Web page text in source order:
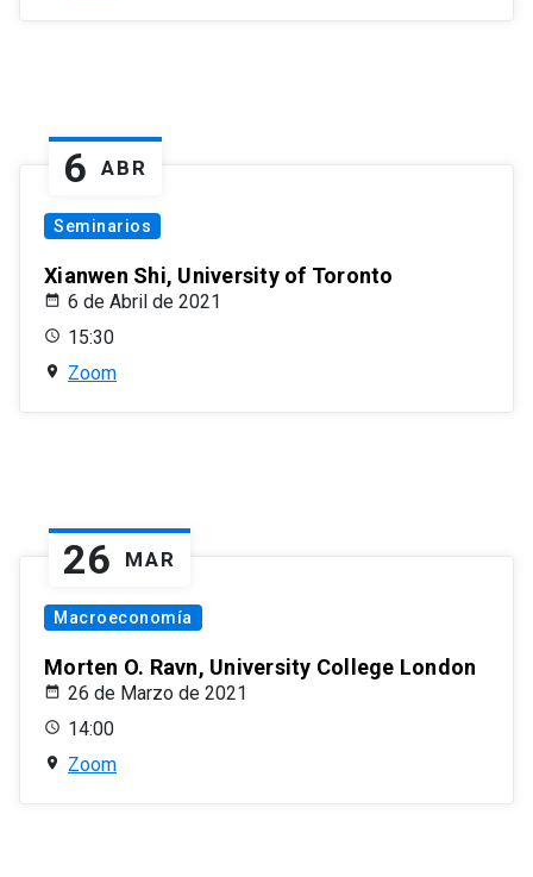
6 ABR
Seminarios
Xianwen Shi, University of Toronto
6 de Abril de 2021
15:30
Zoom
26 MAR
Macroeconomía
Morten O. Ravn, University College London
26 de Marzo de 2021
14:00
Zoom